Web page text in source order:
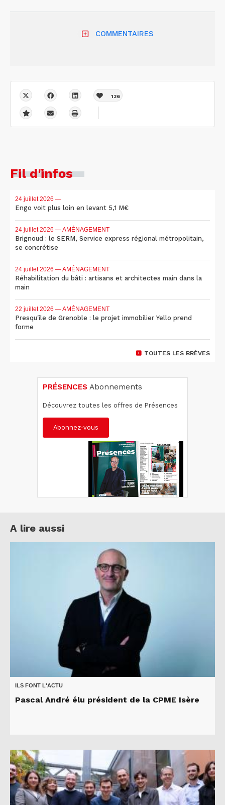
COMMENTAIRES
136
Fil d'infos
24 juillet 2026 —
Engo voit plus loin en levant 5,1 M€
24 juillet 2026 — AMÉNAGEMENT
Brignoud : le SERM, Service express régional métropolitain,
se concrétise
24 juillet 2026 — AMÉNAGEMENT
Réhabilitation du bâti : artisans et architectes main dans la
main
22 juillet 2026 — AMÉNAGEMENT
Presqu'île de Grenoble : le projet immobilier Yello prend
forme
TOUTES LES BRÈVES
PRÉSENCES Abonnements
Découvrez toutes les offres de Présences
Abonnez-vous
A lire aussi
ILS FONT L'ACTU
Pascal André élu président de la CPME Isère